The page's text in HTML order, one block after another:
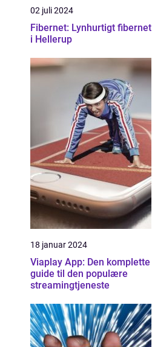
02 juli 2024
Fibernet: Lynhurtigt fibernet
i Hellerup
18 januar 2024
Viaplay App: Den komplette
guide til den populære
streamingtjeneste